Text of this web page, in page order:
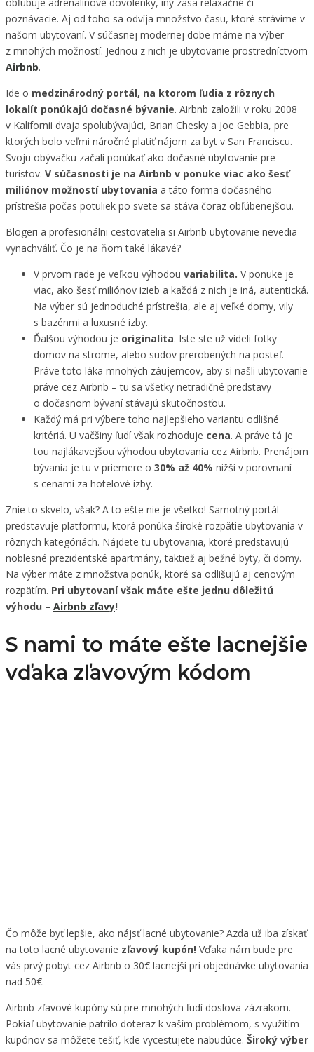
poznávacie. Aj od toho sa odvíja množstvo času, ktoré strávime v
našom ubytovaní. V súčasnej modernej dobe máme na výber
z mnohých možností. Jednou z nich je ubytovanie prostredníctvom
Airbnb.
Ide o medzinárodný portál, na ktorom ľudia z rôznych
lokalít ponúkajú dočasné bývanie. Airbnb založili v roku 2008
v Kalifornii dvaja spolubývajúci, Brian Chesky a Joe Gebbia, pre
ktorých bolo veľmi náročné platiť nájom za byt v San Franciscu.
Svoju obývačku začali ponúkať ako dočasné ubytovanie pre
turistov. V súčasnosti je na Airbnb v ponuke viac ako šesť
miliónov možností ubytovania a táto forma dočasného
prístrešia počas potuliek po svete sa stáva čoraz obľúbenejšou.
Blogeri a profesionálni cestovatelia si Airbnb ubytovanie nevedia
vynachváliť. Čo je na ňom také lákavé?
V prvom rade je veľkou výhodou variabilita. V ponuke je
viac, ako šesť miliónov izieb a každá z nich je iná, autentická.
Na výber sú jednoduché prístrešia, ale aj veľké domy, vily
s bazénmi a luxusné izby.
Ďalšou výhodou je originalita. Iste ste už videli fotky
domov na strome, alebo sudov prerobených na posteľ.
Práve toto láka mnohých záujemcov, aby si našli ubytovanie
práve cez Airbnb – tu sa všetky netradičné predstavy
o dočasnom bývaní stávajú skutočnosťou.
Každý má pri výbere toho najlepšieho variantu odlišné
kritériá. U väčšiny ľudí však rozhoduje cena. A práve tá je
tou najlákavejšou výhodou ubytovania cez Airbnb. Prenájom
bývania je tu v priemere o 30% až 40% nižší v porovnaní
s cenami za hotelové izby.
Znie to skvelo, však? A to ešte nie je všetko! Samotný portál
predstavuje platformu, ktorá ponúka široké rozpätie ubytovania v
rôznych kategóriách. Nájdete tu ubytovania, ktoré predstavujú
noblesné prezidentské apartmány, taktiež aj bežné byty, či domy.
Na výber máte z množstva ponúk, ktoré sa odlišujú aj cenovým
rozpätím. Pri ubytovaní však máte ešte jednu dôležitú
výhodu – Airbnb zľavy!
S nami to máte ešte lacnejšie
vďaka zľavovým kódom
Čo môže byť lepšie, ako nájsť lacné ubytovanie? Azda už iba získať
na toto lacné ubytovanie zľavový kupón! Vďaka nám bude pre
vás prvý pobyt cez Airbnb o 30€ lacnejší pri objednávke ubytovania
nad 50€.
Airbnb zľavové kupóny sú pre mnohých ľudí doslova zázrakom.
Pokiaľ ubytovanie patrilo doteraz k vaším problémom, s využitím
kupónov sa môžete tešiť, kde vycestujete nabudúce. Široký výber